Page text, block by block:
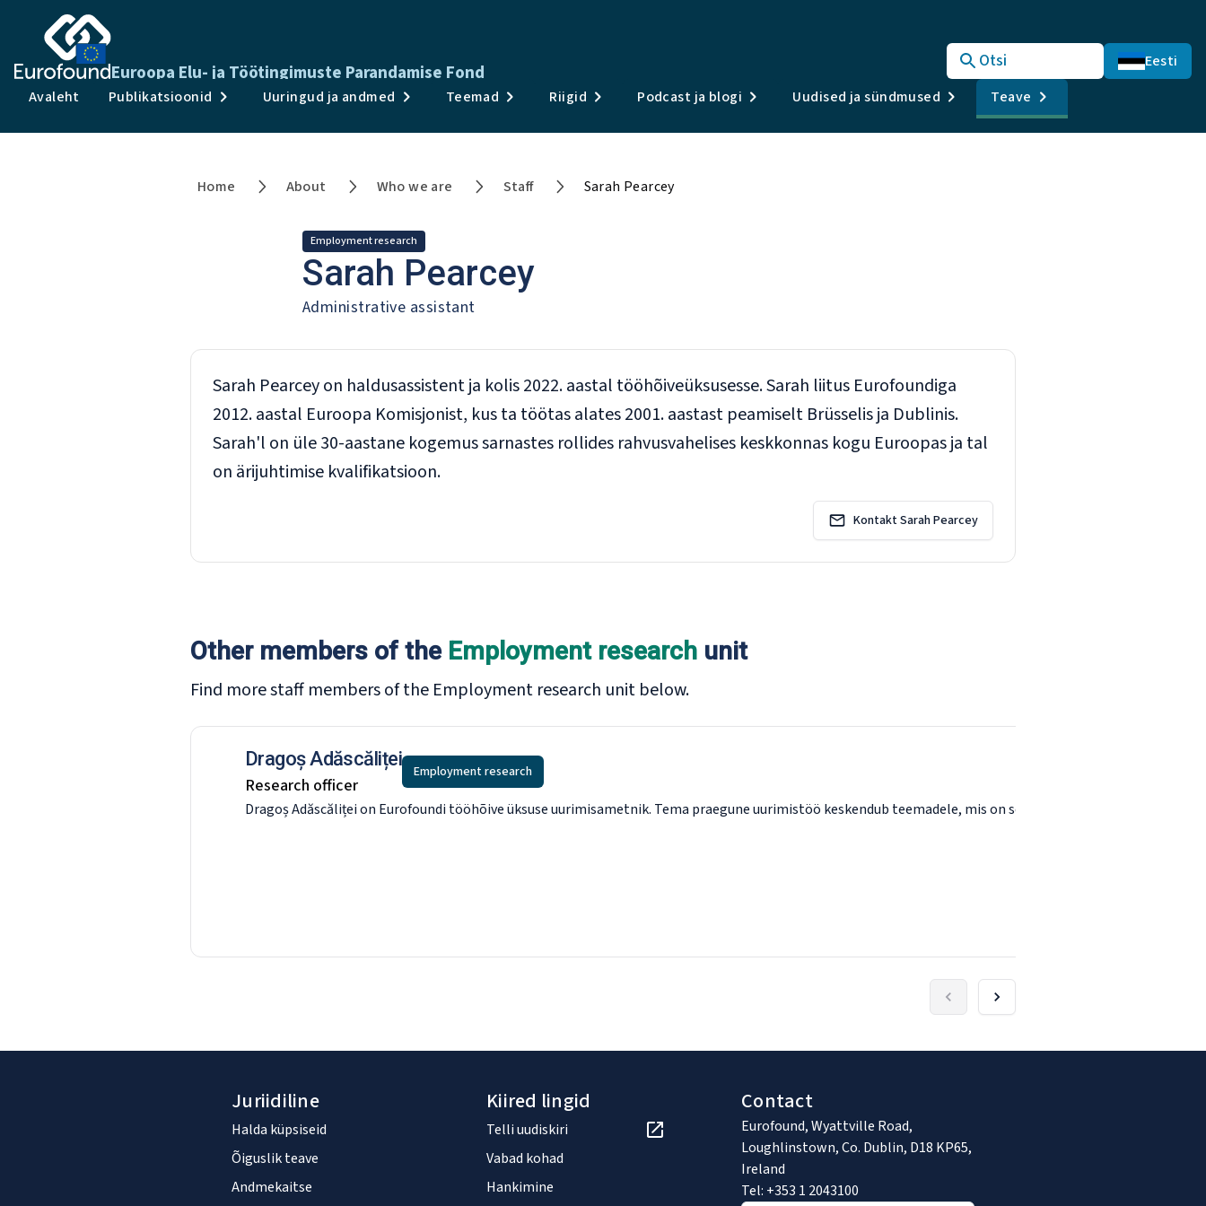
Euroopa Elu- ja Töötingimuste Parandamise Fond Otsi
Eesti
Avaleht
Publikatsioonid Uuringud ja andmed Teemad Riigid Podcast ja blogi Uudised ja sündmused Teave
Publikatsioonid
Uuringud ja andmed
Uudised ja sündmused
Home About Who we are Staff Sarah Pearcey
Employment research
Sarah Pearcey
Administrative assistant
Sarah Pearcey on haldusassistent ja kolis 2022. aastal tööhõiveüksusesse. Sarah liitus Eurofoundiga
2012. aastal Euroopa Komisjonist, kus ta töötas alates 2001. aastast peamiselt Brüsselis ja Dublinis.
Sarah'l on üle 30-aastane kogemus sarnastes rollides rahvusvahelises keskkonnas kogu Euroopas ja tal
on ärijuhtimise kvalifikatsioon.
Kontakt Sarah Pearcey
Other members of the Employment research unit
Find more staff members of the Employment research unit below.
Dragoș Adăscăliței
Research officer
Employment research
Dragoș Adăscăliței on Eurofoundi tööhõive üksuse uurimisametnik. Tema praegune uurimistöö keskendub teemadele, mis on seotud töö tulevikuga,
Juriidiline
Halda küpsiseid
Õiguslik teave
Andmekaitse
Kiired lingid
Telli uudiskiri
Vabad kohad
Hankimine
Contact
Eurofound, Wyattville Road,
Loughlinstown, Co. Dublin, D18 KP65,
Ireland
Tel: +353 1 2043100